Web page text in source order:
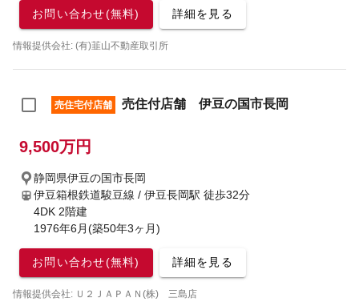
お問い合わせ(無料) 詳細を見る
情報提供会社: (有)韮山不動産取引所
売住宅付店舗 売住付店舗 伊豆の国市長岡
9,500万円
静岡県伊豆の国市長岡
伊豆箱根鉄道駿豆線 / 伊豆長岡駅 徒歩32分
4DK 2階建
1976年6月(築50年3ヶ月)
お問い合わせ(無料) 詳細を見る
情報提供会社: Ｕ２ＪＡＰＡＮ(株) 三島店